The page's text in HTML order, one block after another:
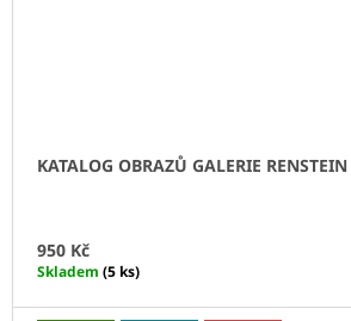
950 Kč
Skladem (5 ks)